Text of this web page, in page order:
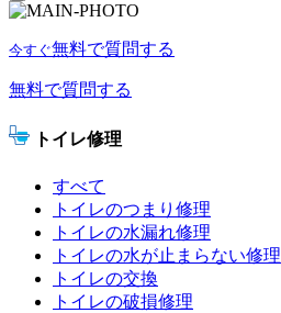
今すぐ無料で質問する
無料で質問する
トイレ修理
すべて
トイレのつまり修理
トイレの水漏れ修理
トイレの水が止まらない修理
トイレの交換
トイレの破損修理